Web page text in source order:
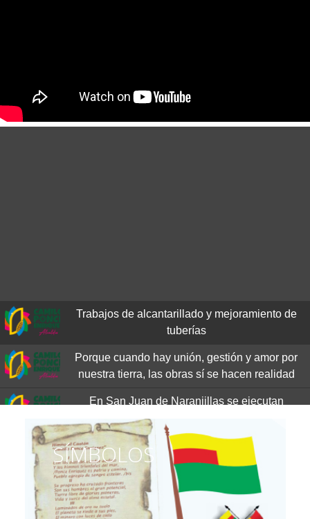
Trabajos de alcantarillado y mejoramiento de
tuberías
Porque cuando hay unión, gestión y amor por
nuestra tierra, las obras sí se hacen realidad
En San Juan de Naranjillas se ejecutan
importantes trabajos de alcantarillado y aguas
lluvias
Trabajos de mantenimiento vial a nivel de lastre
en la vía
Las obras no se detienen
SÍMBOLOS